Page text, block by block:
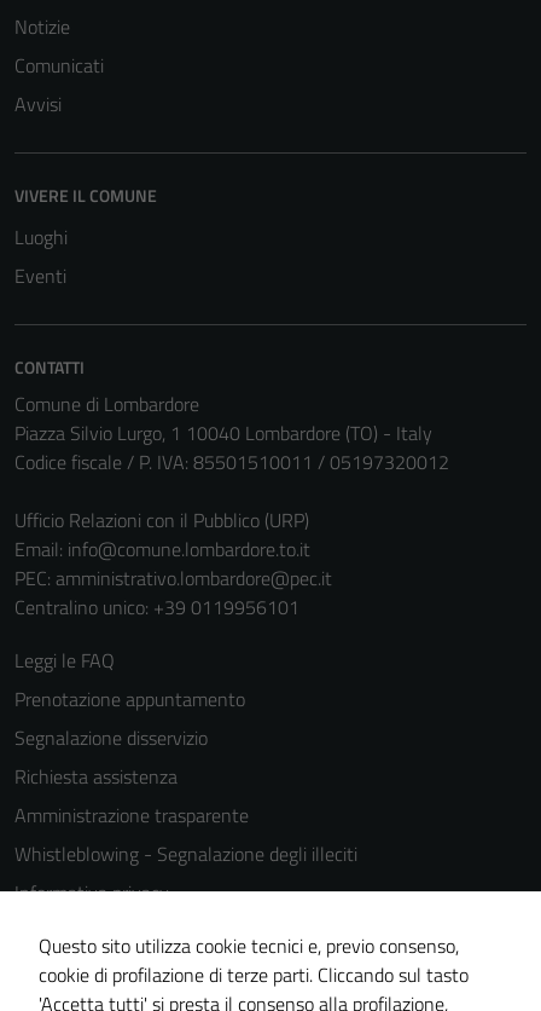
Notizie
Comunicati
Avvisi
VIVERE IL COMUNE
Luoghi
Eventi
CONTATTI
Comune di Lombardore
Piazza Silvio Lurgo, 1 10040 Lombardore (TO) - Italy
Codice fiscale / P. IVA: 85501510011 / 05197320012
Ufficio Relazioni con il Pubblico (URP)
Email: info@comune.lombardore.to.it
PEC: amministrativo.lombardore@pec.it
Centralino unico: +39 0119956101
Leggi le FAQ
Prenotazione appuntamento
Segnalazione disservizio
Richiesta assistenza
Amministrazione trasparente
Whistleblowing - Segnalazione degli illeciti
Informativa privacy
Cookie Policy
Note legali
Questo sito utilizza cookie tecnici e, previo consenso,
cookie di profilazione di terze parti. Cliccando sul tasto
'Accetta tutti' si presta il consenso alla profilazione,